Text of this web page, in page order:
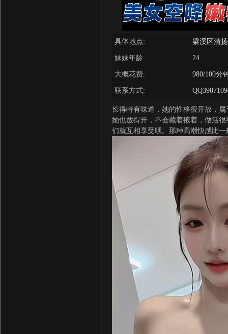
具体地点: 梁溪区清
妹妹年龄: 24
大概花费: 980/100分
联系方式:
长得特有味道，她的性格很开放，
她也放得开，不会藏着掖着，做活
们就互相享受呗。那种高潮快感比